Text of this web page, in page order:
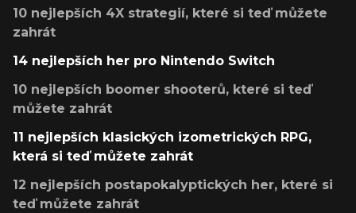
10 nejlepších 4X strategií, které si teď můžete
zahrát
14 nejlepších her pro Nintendo Switch
10 nejlepších boomer shooterů, které si teď
můžete zahrát
11 nejlepších klasických izometrických RPG,
která si teď můžete zahrát
12 nejlepších postapokalyptických her, které si
teď můžete zahrát